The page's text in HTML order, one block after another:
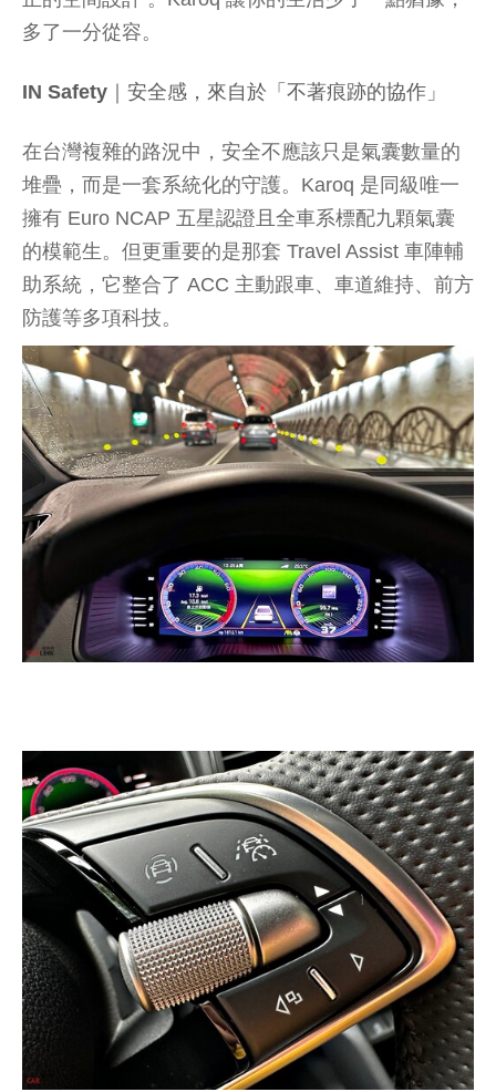
多了一分從容。
IN Safety｜安全感，來自於「不著痕跡的協作」
在台灣複雜的路況中，安全不應該只是氣囊數量的
堆疊，而是一套系統化的守護。Karoq 是同級唯一
擁有 Euro NCAP 五星認證且全車系標配九顆氣囊
的模範生。但更重要的是那套 Travel Assist 車陣輔
助系統，它整合了 ACC 主動跟車、車道維持、前方
防護等多項科技。